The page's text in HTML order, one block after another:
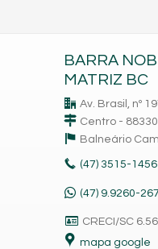
BARRA
MATRIZ BC
Av. Brasil, nº
Centro -
Balneário
(47) 3515-1456
(47) 9.9260-
CRECI/SC
mapa google